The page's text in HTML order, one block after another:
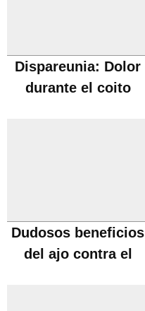
Dispareunia: Dolor
durante el coito
Dudosos beneficios
del ajo contra el